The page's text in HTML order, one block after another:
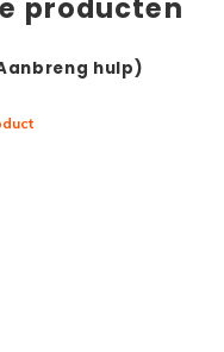
producten
hulp)